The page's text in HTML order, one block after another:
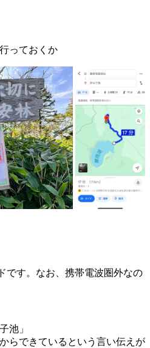
っておくか
です。なお、携帯電波圏外なの
池」
らできているという言い伝えが